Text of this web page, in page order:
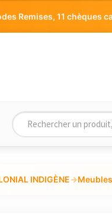
Remises, 11 chèques
INDIGÈNE→